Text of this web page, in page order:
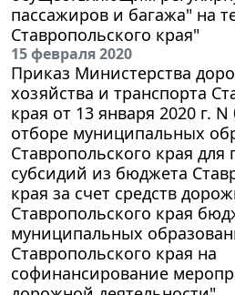
пассажиров и багажа" на
Ставропольского края"
15 февраля 2020
Приказ Министерства
хозяйства и транспорта
края от 13 января 2020 г.
отборе муниципальных
Ставропольского края для
субсидий из бюджета
края за счет средств
Ставропольского края
муниципальных
Ставропольского края на
софинансирование